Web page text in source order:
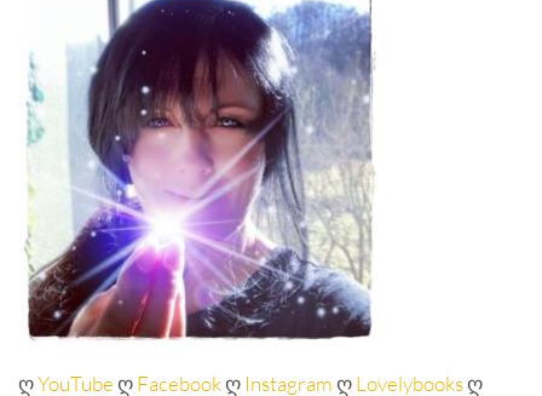
ღYouTubeღFacebookღ InstagramღLovelybooksღ